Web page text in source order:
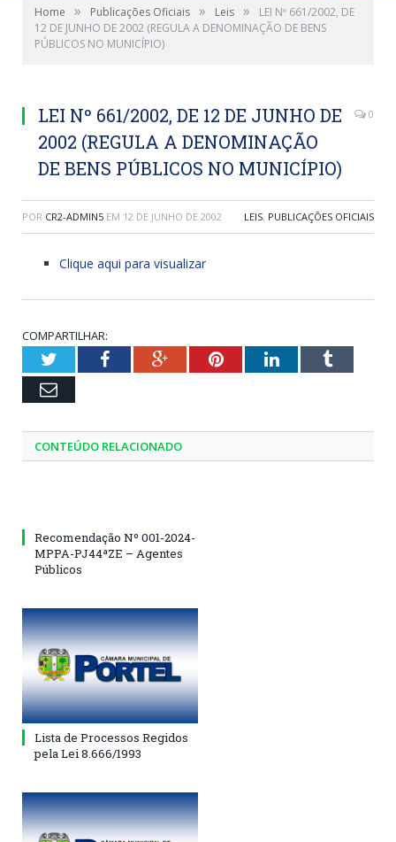
Home » Publicações Oficiais » Leis »
LEI Nº 661/2002, DE
12 DE JUNHO DE 2002 (REGULA A DENOMINAÇÃO DE BENS
PÚBLICOS NO MUNICÍPIO)
LEI Nº 661/2002, DE 12 DE JUNHO DE
2002 (REGULA A DENOMINAÇÃO
DE BENS PÚBLICOS NO MUNICÍPIO)
0
POR CR2-ADMIN5 EM 12 DE JUNHO DE 2002 LEIS, PUBLICAÇÕES OFICIAIS
Clique aqui para visualizar
COMPARTILHAR:
TwitterFacebookGoogle+PinterestLinkedInTumblr
Email
CONTEÚDO RELACIONADO
Recomendação Nº 001-2024-
MPPA-PJ44ªZE – Agentes
Públicos
Lista de Processos Regidos
pela Lei 8.666/1993